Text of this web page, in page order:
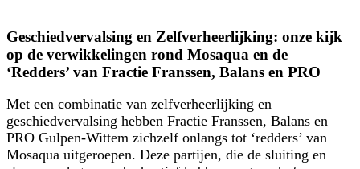
Geschiedvervalsing en Zelfverheerlijking: onze kijk
op de verwikkelingen rond Mosaqua en de
‘Redders’ van Fractie Franssen, Balans en PRO
Met een combinatie van zelfverheerlijking en
geschiedvervalsing hebben Fractie Franssen, Balans en
PRO Gulpen-Wittem zichzelf onlangs tot ‘redders’ van
Mosaqua uitgeroepen. Deze partijen, die de sluiting en